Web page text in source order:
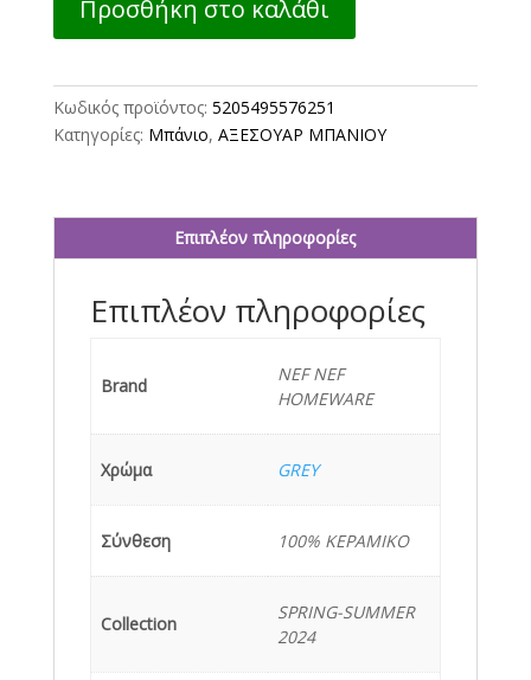
ΚΡΕΜΟΣΑΠΟΥΝΟΥ
ANNA
GREY
ποσότητα
Προσθήκη στο καλάθι
Κωδικός προϊόντος: 5205495576251
Κατηγορίες: Μπάνιο, ΑΞΕΣΟΥΑΡ ΜΠΑΝΙΟΥ
Επιπλέον πληροφορίες
Επιπλέον πληροφορίες
Brand
NEF NEF
HOMEWARE
Χρώμα GREY
Σύνθεση 100% ΚΕΡΑΜΙΚΟ
Collection
SPRING-SUMMER
2024